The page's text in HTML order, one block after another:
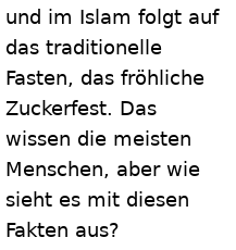
und im Islam folgt auf
das traditionelle
Fasten, das fröhliche
Zuckerfest. Das
wissen die meisten
Menschen, aber wie
sieht es mit diesen
Fakten aus?